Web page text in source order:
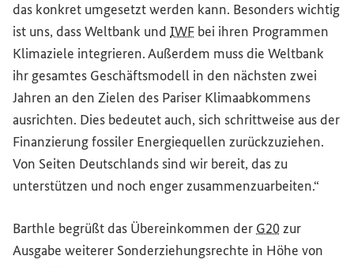
das konkret umgesetzt werden kann. Besonders wichtig
ist uns, dass Weltbank und IWF bei ihren Programmen
Klimaziele integrieren. Außerdem muss die Weltbank
ihr gesamtes Geschäftsmodell in den nächsten zwei
Jahren an den Zielen des Pariser Klimaabkommens
ausrichten. Dies bedeutet auch, sich schrittweise aus der
Finanzierung fossiler Energiequellen zurückzuziehen.
Von Seiten Deutschlands sind wir bereit, das zu
unterstützen und noch enger zusammenzuarbeiten.“
Barthle begrüßt das Übereinkommen der G20zur
Ausgabe weiterer Sonderziehungsrechte in Höhe von